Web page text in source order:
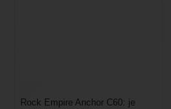
Rock Empire Anchor C60: je